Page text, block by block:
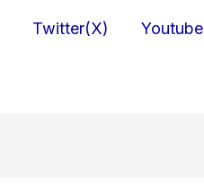
Twitter(X) Youtube